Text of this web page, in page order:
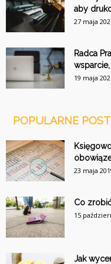
aby
27 maja
Radca
19 maja
POPULARNE
23 maja
Co
15
Jak